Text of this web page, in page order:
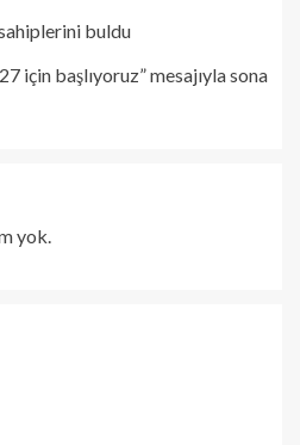
buldu
için başlıyoruz” mesajıyla sona
yok.